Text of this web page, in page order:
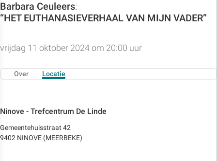
Barbara Ceuleers:
“HET EUTHANASIEVERHAAL VAN MIJN VADER”
vrijdag 11 oktober 2024 om 20:00 uur
Over Locatie
Ninove - Trefcentrum De Linde
Gemeentehuisstraat 42
9402 NINOVE (MEERBEKE)